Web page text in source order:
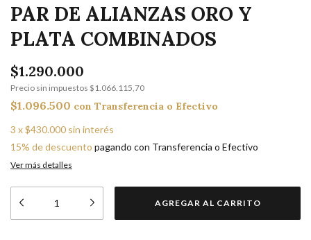
PAR DE ALIANZAS ORO Y
PLATA COMBINADOS
$1.290.000
Precio sin impuestos $1.066.115,70
$1.096.500 con Transferencia o Efectivo
3 x$430.000 sin interés
15% de descuento pagando con Transferencia o Efectivo
Ver más detalles